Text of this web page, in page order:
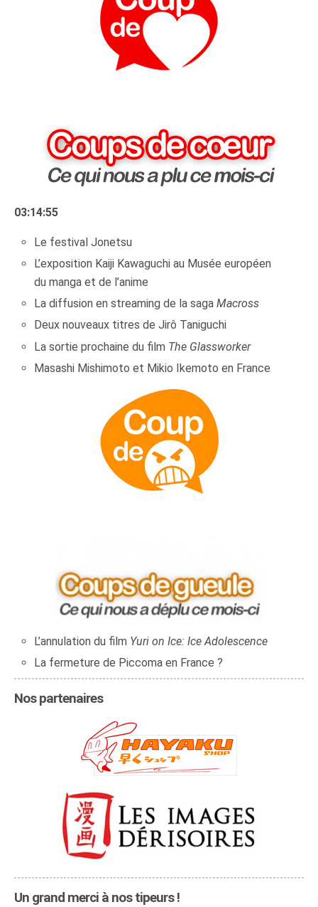
03:14:55
Le festival Jonetsu
L’exposition Kaiji Kawaguchi au Musée européen
du manga et de l’anime
La diffusion en streaming de la sagaMacross
Deux nouveaux titres de Jirô Taniguchi
La sortie prochaine du film The Glassworker
Masashi Mishimoto et Mikio Ikemoto en France
L’annulation du film Yuri on Ice: Ice Adolescence
La fermeture de Piccoma en France ?
Nos partenaires
Un grand merci à nos tipeurs !